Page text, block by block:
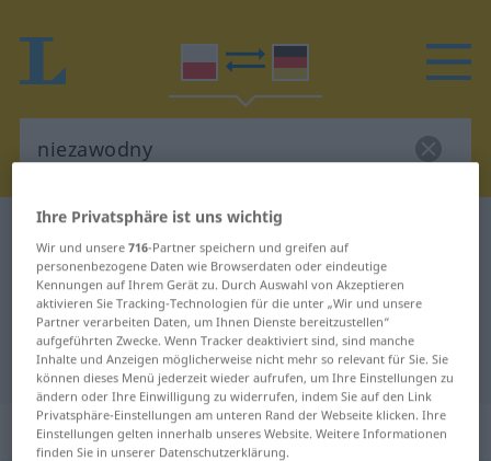
Polnisch-Deutsch Wörterbuch
Polnisch-Deutsch Übersetzung für
"niezawodny"
"niezawodny" Deutsch Übersetzung
„niezawodny“
Ihre Privatsphäre ist uns wichtig
Wir und unsere716-Partner speichern und greifen auf
personenbezogene Daten wie Browserdaten oder eindeutige
Kennungen auf Ihrem Gerät zu. Durch Auswahl von Akzeptieren
aktivieren Sie Tracking-Technologien für die unter „Wir und unsere
Partner verarbeiten Daten, um Ihnen Dienste bereitzustellen“
aufgeführten Zwecke. Wenn Tracker deaktiviert sind, sind manche
Inhalte und Anzeigen möglicherweise nicht mehr so relevant für Sie. Sie
können dieses Menü jederzeit wieder aufrufen, um Ihre Einstellungen zu
ändern oder Ihre Einwilligung zu widerrufen, indem Sie auf den Link
Privatsphäre-Einstellungen am unteren Rand der Webseite klicken. Ihre
Einstellungen gelten innerhalb unseres Website. Weitere Informationen
finden Sie in unserer Datenschutzerklärung.